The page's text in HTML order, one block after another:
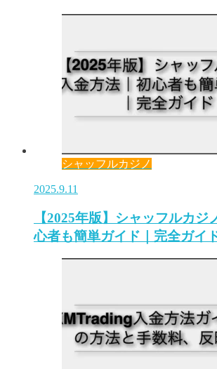
シャッフルカジノ
2025.9.11
【2025年版】シャッフルカジ
心者も簡単ガイド｜完全ガイ